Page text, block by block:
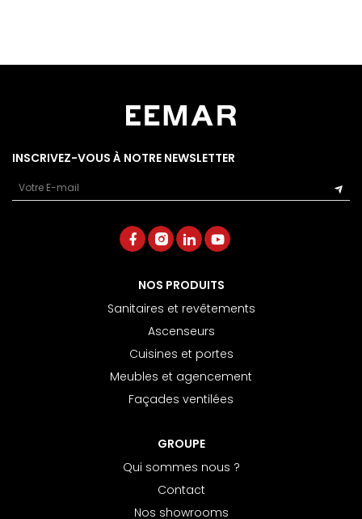
INSCRIVEZ-VOUS À NOTRE NEWSLETTER
NOS PRODUITS
Sanitaires et revêtements
Ascenseurs
Cuisines et portes
Meubles et agencement
Façades ventilées
GROUPE
Qui sommes nous ?
Contact
Nos showrooms